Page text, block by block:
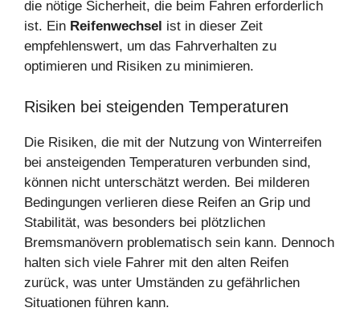
die nötige Sicherheit, die beim Fahren erforderlich
ist. Ein Reifenwechsel ist in dieser Zeit
empfehlenswert, um das Fahrverhalten zu
optimieren und Risiken zu minimieren.
Risiken bei steigenden Temperaturen
Die Risiken, die mit der Nutzung von Winterreifen
bei ansteigenden Temperaturen verbunden sind,
können nicht unterschätzt werden. Bei milderen
Bedingungen verlieren diese Reifen an Grip und
Stabilität, was besonders bei plötzlichen
Bremsmanövern problematisch sein kann. Dennoch
halten sich viele Fahrer mit den alten Reifen
zurück, was unter Umständen zu gefährlichen
Situationen führen kann.